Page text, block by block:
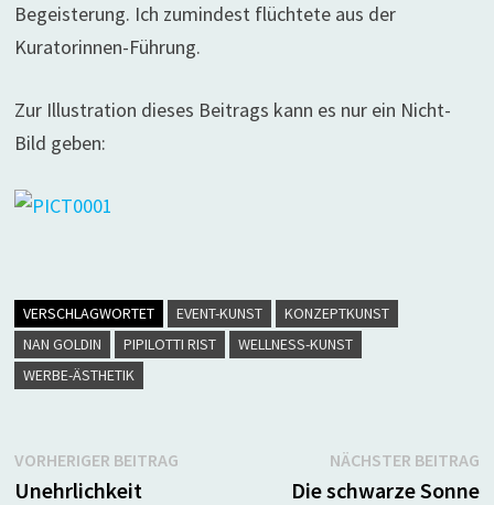
Begeisterung. Ich zumindest flüchtete aus der
Kuratorinnen-Führung.
Zur Illustration dieses Beitrags kann es nur ein Nicht-
Bild geben:
VERSCHLAGWORTET EVENT-KUNST
KONZEPTKUNST
NAN GOLDIN
PIPILOTTI RIST
WELLNESS-KUNST
WERBE-ÄSTHETIK
Beitragsnavigation
VORHERIGER BEITRAGVorheriger
Unehrlichkeit
NÄCHSTER BEITRAG
Die schwarze Sonne